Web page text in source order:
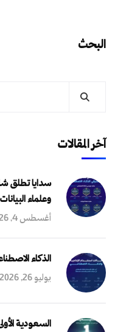
البحث
آخر المقالات
سدايا تطلق
وعلماء
أغسطس 4, 2026
الذكاء الاصطناعي
يوليو 26, 2026
السعودية